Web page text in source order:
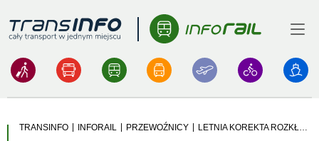
Logo Menu
TRANSINFO INFORAIL PRZEWOŹNICY LETNIA KOREKTA ROZKŁADU JAZDY POLREGIO. WRACAJĄ POŁĄCZENIA, RUSZAJĄ NOWE TRASY I SEZONOWE POCIĄGI NAD MORZE